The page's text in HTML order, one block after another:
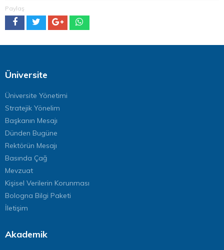
Paylaş
Üniversite
Üniversite Yönetimi
Stratejik Yönelim
Başkanın Mesajı
Dünden Bugüne
Rektörün Mesajı
Basında Çağ
Mevzuat
Kişisel Verilerin Korunması
Bologna Bilgi Paketi
İletişim
Akademik